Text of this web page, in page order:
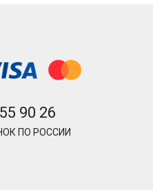
90 26
ПО РОССИИ